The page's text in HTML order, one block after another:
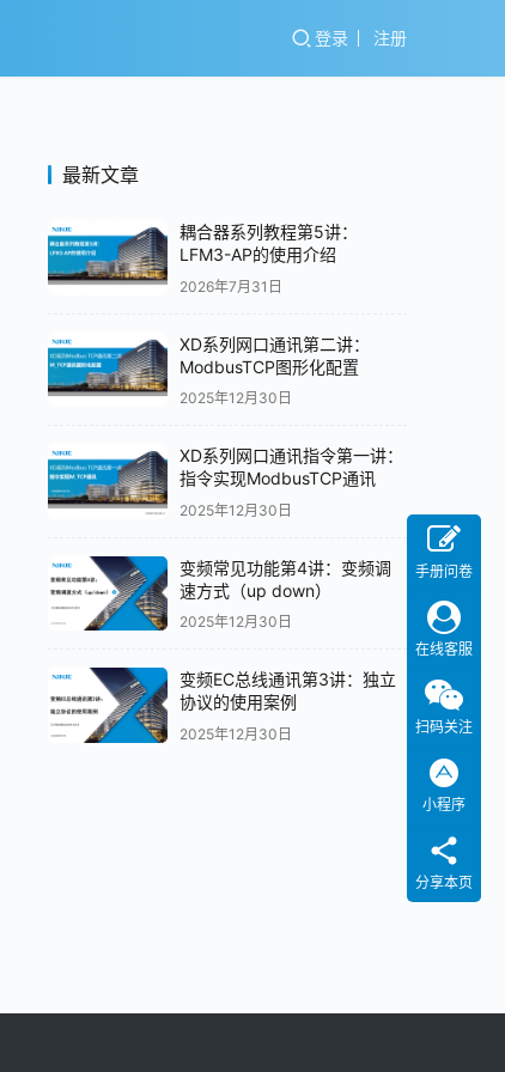
登录 注册
最新文章
耦合器系列教程第5讲：
LFM3-AP的使用介绍
2026年7月31日
XD系列网口通讯第二讲：
ModbusTCP图形化配置
2025年12月30日
XD系列网口通讯指令第一讲：
指令实现ModbusTCP通讯
2025年12月30日
变频常见功能第4讲：变频调
速方式（up down）
2025年12月30日
变频EC总线通讯第3讲：独立
协议的使用案例
2025年12月30日
手册问卷
在线客服
扫码关注
小程序
分享本页